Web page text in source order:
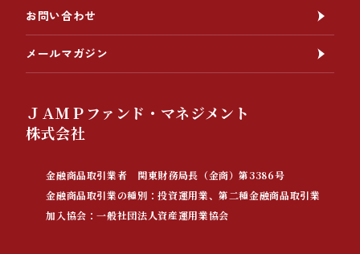
お問い合わせ
メールマガジン
ＪＡＭＰファンド・マネジメント
株式会社
金融商品取引業者 関東財務局長（金商）第3386号
金融商品取引業の種別：投資運用業、第二種金融商品取引業
加入協会：一般社団法人資産運用業協会